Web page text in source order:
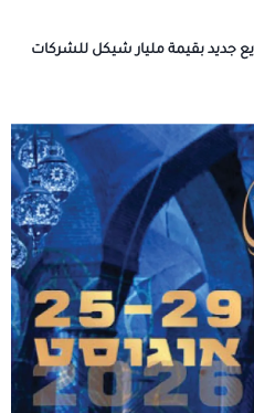
جديد بقيمة مليار شيكل للشركات